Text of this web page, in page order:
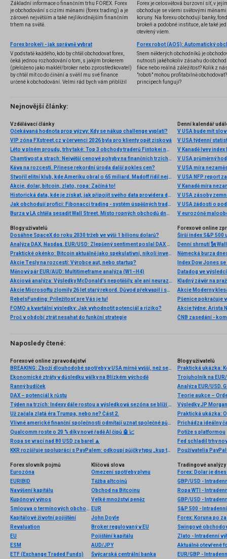
Základní informace o finančním trhu FOREX. Forex
je obchodování s cizími měnami (forex trading) a je
zároveň největším a také nejlikvidnějším finančním
trhem na světě.
Forex je celosvětová burzovní síť, v
obchoduje se všemi světovými
koruny. Na forexu obchodují banky,
brokeři a podobné instituce, ale také
otevřený všem.
Forex brokeři - jak správně vybrat
V podstatě každého, kdo by chtěl obchodovat forex,
čeká jednou rozhodování o tom, s jakým brokerem
(přeloženo jako makléř/broker nebo zprostředkovatel)
by chtěl mít co do činění a svěřil mu své finance
určené k obchodování. Velmi rád bych vám přiblížil
několik příkladů nejznámějších z nich.
Snem některých obchodníků je
nutnosti jakéhokoliv zásahu do
fikce nebo reálná záležitost? Kolik z
"roboti" mohou profitabilně
principech fungují?
Nejnovější články:
Vzdělávací články
Očekávaná hodnota prop výzvy: Kdy se nákup challenge vyplatí?
VIP zóna FXstreet.cz v červenci 2026 byla pro klienty opět zisková
Léto v plném proudu, trhy také: Top 3 obchody traderů Fintokei na indexech a zlatě
Chamtivost a strach: Největší cenové pohyby na finančních trzích (červenec 2026)
Káva na rozcestí. Přinese rekordní úroda další pokles cen?
Stvořil elitní klub, kde Ameriku obral o 65 miliard. Madoff řídil největší Ponzi dějin
Akcie, dolar, bitcoin, zlato, ropa: Začíná to!
Historická data, kde je získat, jak připojit svého data providera do MultiCharts a proč je budeme potřebovat? (4. díl)
Jak obchodují profíci: Fibonacci trading - systém úspěšných traderů
Burza v LA chtěla sesadit Wall Street. Místo ropných obchodů dnes místem duní basy
Denní kalendář
V USA bude mít
V USA týdenní
V Kanadě Ivey index
V USA průměrný
V USA míra
V USA NFP report
V Kanadě míra
V USA zásoby
V USA žádosti o
V eurozóně
Blogy uživatelů
Dosáhne SpaceX do roku 2030 tržeb ve výši 1 bilionu dolarů?
Analýza DAX, Nasdaq, EUR/USD: Zlepšený sentiment poslal DAX na nová maxima
Praktické okénko: Bitcoin aktuálně jako spekulativní, nikoli investiční aktivum
Akcie Tesly na rozcestí: Výrobce aut, nebo startup?
Měnový pár EUR/AUD: Multitimeframe analýza (W1–H4)
Akciová analýza: Výsledky McDonald’s nepotěšily, ale ani neurazily. Jakou vizi společnost prezentovala?
Akcie Microsoftu zlomily 26 let starý rekord. Důvod překvapil i samotné investory
RebelsFunding: Príležitosť pre Vás je tu!
FOMO a kvartální výsledky: Jak vyhodnotit potenciál a riziko?
Proč v období ztrát nesahat do funkční strategie
Forexové online
Širší index S&P
Index Dow Jones
Kladný závěr na
ČNB zasedání -
Naposledy čtené:
Forexové online zpravodajství
BREAKING: Zboží dlouhodobé spotřeby v USA mírně vyšší, než se očekávalo 📌
Ekonomické ztráty v důsledku války na Blízkém východě
Ranný budíček
DAX – potenciál k růstu
Týden na trzích: Indexy dále rostou a výsledková sezóna se blíží do svého závěru 📈📊
Už začala zlatá éra Trumpa, nebo ne? Část 2.
Vlivné americké finanční společnosti odmítají uznat společné půjčování EU jako srovnatelné s půjčováním na národní úrovni. Tím podrývají evropskou integraci a přispívají k ohrožení eura
Qualcomm roste o 20 % díky nové řadě AI čipů 🤖 📈
Ropa se vrací nad 80 USD za barel 🔼
KKR rozšiřuje spolupráci s PayPalem: odkoupí půjčky typu „kup teď, zaplať později“ až za 65 miliard eur
Blogy uživatelů
Praktická ukázka:
Trojuholník na
Teorie aukce –
Výsledky JP
Praktická ukázka:
Prichádza ideálny
Potíže s platformou
Fed schladil trhy
Používatelia
Forex slovník pojmů
Eurozóna
EURIBID
Navýšení kapitálu
Kupónový výnos
Smlouva o termínových obchodech
Kapitálové životní pojištění
Revaluation
EU
ESM
ETF (Exchange Traded Funds)
Klíčová slova
Omezení spotřeby plynu
Těžba altcoinů
Obchod na Bitcoinu
Velké množství peněz
EUR
John Doyle
Broker regulovaný v EU
Pojištění kapitálu
AUD/JPY
Švýcarská centrální banka
Tradingové analýzy
Forex: Dolar je
GBP/USD -
Ropa WTI -
GBP/USD -
S&P 500 -
Swingové
Zlato - Intradenní
Aktuálně otevřené
EUR/GBP -